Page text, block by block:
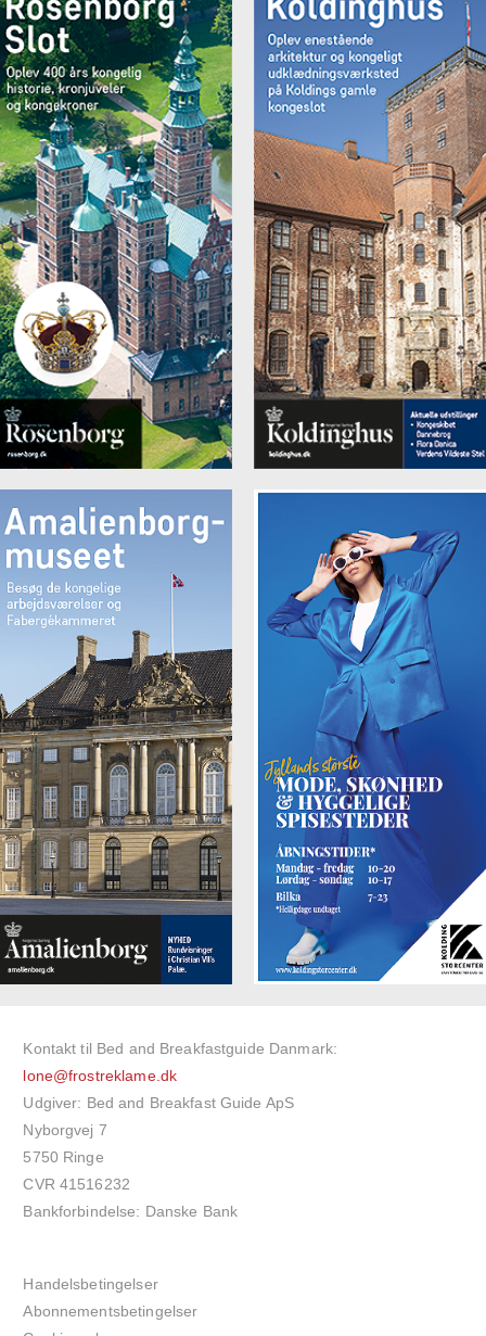
Kontakt til Bed and Breakfastguide Danmark:
lone@frostreklame.dk
Udgiver: Bed and Breakfast Guide ApS
Nyborgvej 7
5750 Ringe
CVR 41516232
Bankforbindelse: Danske Bank
Handelsbetingelser
Abonnementsbetingelser